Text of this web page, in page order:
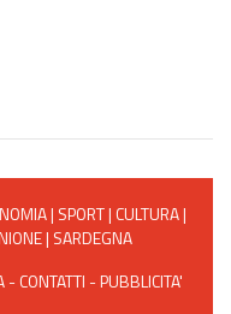
| SPORT| CULTURA|
| SARDEGNA
- CONTATTI -PUBBLICITA'